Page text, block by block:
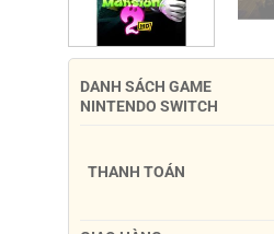
DANH SÁCH GAME
NINTENDO SWITCH
THANH TOÁN